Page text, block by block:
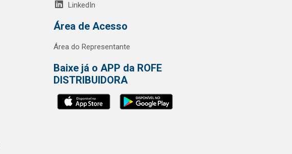
LinkedIn
Área de Acesso
Área do Representante
Baixe já o APP da ROFE
DISTRIBUIDORA